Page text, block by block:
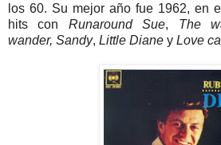
los 60. Su mejor año fue 1962, en
hits con Runaround Sue, The
wander, Sandy, Little Diane y Love